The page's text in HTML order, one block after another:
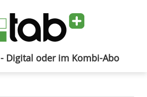
Digital oder im Kombi-Abo